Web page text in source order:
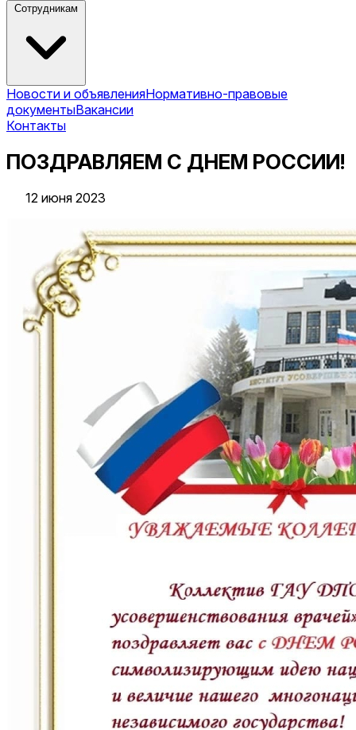
Сотрудникам
Новости и объявленияНормативно-правовые
документыВакансии
Контакты
ПОЗДРАВЛЯЕМ С ДНЕМ РОССИИ!
12 июня 2023